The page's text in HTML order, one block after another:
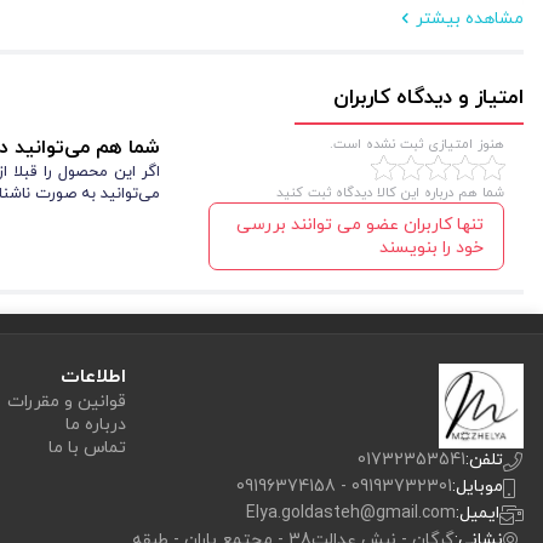
کاربرد برای لیفت ابرو:
حالت‌دار هستند، مناسب می‌باشند.
نحوه استفاده مواد لیفت برای مژه
پاک‌کن پاک کنید.
تا ۲۴ ساعت از شستن مژه ها خودداری کنید.
نحوه استفاده مواد لیفت برای ابرو
۲۵دقیقه)
مشاهده بیشتر
امتیاز و دیدگاه کاربران
هنوز امتیازی ثبت نشده است.
شما هم درباره این کالا دیدگاه ثبت کنید
تنها کاربران عضو می توانند بررسی
خود را بنویسند
شما هم می‌توانید
اگر این محصول را
می‌توانید به صورت
تلفن:01732353541
موبایل:09193732301 - 09196374158
ایمیل:Elya.goldasteh@gmail.com
اطلاعات
قوانین و مقررات
درباره ما
تماس با ما